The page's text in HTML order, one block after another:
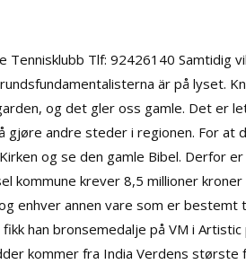
Tlf: 92426140 Samtidig
är på lyset.
og det gler oss gamle. Det er
andre steder i regionen. For at
og se den gamle Bibel. Derfor
kommune krever 8,5 millioner
enhver annen vare som er bestemt
han bronsemedalje på VM i
kommer fra India Verdens største